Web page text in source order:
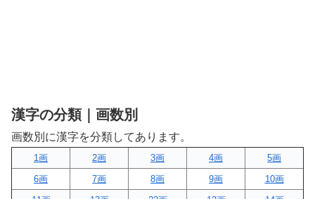
漢字の分類｜画数別
画数別に漢字を分類してあります。
1画 2画 3画 4画
5画
6画
7画 8画 9画
10画